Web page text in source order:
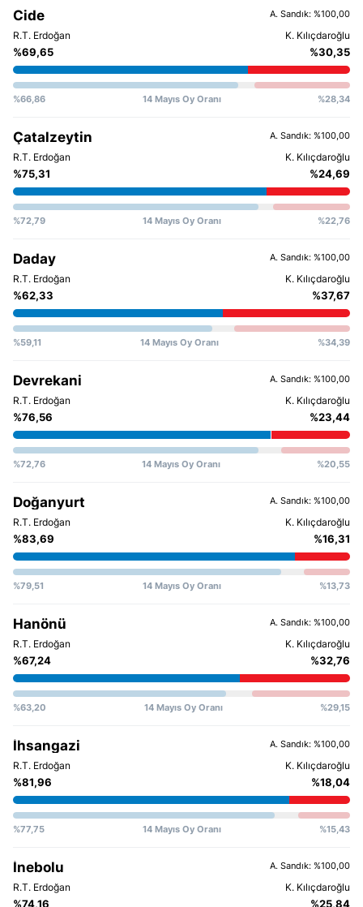
Cide
%69,65
%66,86 14 Mayıs Oy Oranı %28,34
%30,35
A. Sandık: %100,00
Çatalzeytin
%75,31
%72,79 14 Mayıs Oy Oranı %22,76
%24,69
A. Sandık: %100,00
Daday
%62,33
%59,11 14 Mayıs Oy Oranı %34,39
%37,67
A. Sandık: %100,00
Devrekani
%76,56
%72,76 14 Mayıs Oy Oranı %20,55
%23,44
A. Sandık: %100,00
Doğanyurt
%83,69
%79,51 14 Mayıs Oy Oranı %13,73
%16,31
A. Sandık: %100,00
Hanönü
%67,24
%63,20 14 Mayıs Oy Oranı %29,15
%32,76
A. Sandık: %100,00
İhsangazi
%81,96
%77,75 14 Mayıs Oy Oranı %15,43
%18,04
A. Sandık: %100,00
İnebolu
%74,16 %25,84
A. Sandık: %100,00